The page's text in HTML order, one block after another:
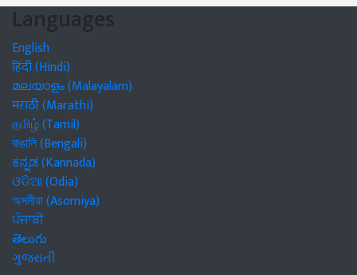
Languages
English
हिंदी (Hindi)
മലയാളം (Malayalam)
मराठी (Marathi)
தமிழ் (Tamil)
বাঙালি (Bengali)
ಕನ್ನಡ (Kannada)
ଓଡିଆ (Odia)
অসমীয়া (Asomiya)
ਪੰਜਾਬੀ
తెలుగు
ગુજરાતી